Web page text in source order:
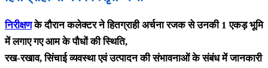
निरीक्षणके दौरान कलेक्टर ने हितग्राही अर्चना रजक से उनकी 1 एकड़ भूमि
में लगाए गए आम के पौधों की स्थिति,
रख-रखाव, सिंचाई व्यवस्था एवं उत्पादन की संभावनाओं के संबंध में जानकारी